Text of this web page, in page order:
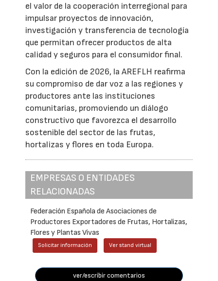
el valor de la cooperación interregional para
impulsar proyectos de innovación,
investigación y transferencia de tecnología
que permitan ofrecer productos de alta
calidad y seguros para el consumidor final.
Con la edición de 2026, la AREFLH reafirma
su compromiso de dar voz a las regiones y
productores ante las instituciones
comunitarias, promoviendo un diálogo
constructivo que favorezca el desarrollo
sostenible del sector de las frutas,
hortalizas y flores en toda Europa.
EMPRESAS O ENTIDADES
RELACIONADAS
Federación Española de Asociaciones de
Productores Exportadores de Frutas, Hortalizas,
Flores y Plantas Vivas
Solicitar información Ver stand virtual
ver/escribir comentarios